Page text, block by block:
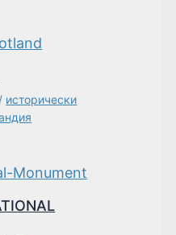
/ исторически